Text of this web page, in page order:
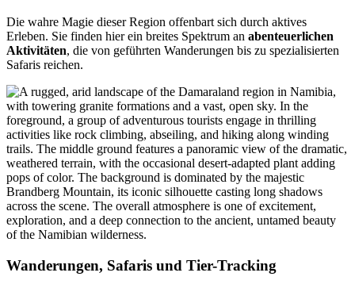
Die wahre Magie dieser Region offenbart sich durch aktives
Erleben. Sie finden hier ein breites Spektrum an abenteuerlichen
Aktivitäten, die von geführten Wanderungen bis zu spezialisierten
Safaris reichen.
Wanderungen, Safaris und Tier-Tracking